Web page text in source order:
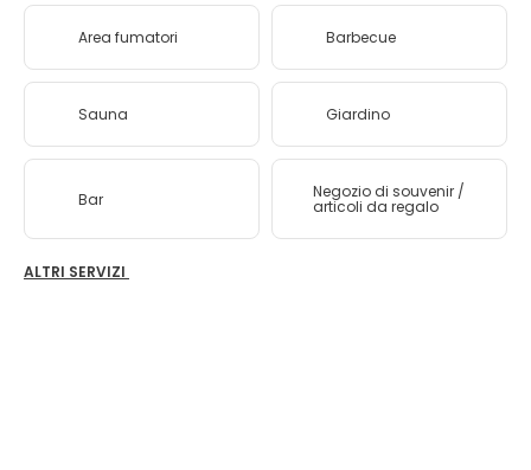
Area fumatori Barbecue
Sauna Giardino
Bar Negozio di souvenir /
articoli da regalo
ALTRI SERVIZI